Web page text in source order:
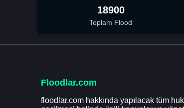
18900
Toplam Flood
Floodlar.com
floodlar.com hakkında yapılacak tüm